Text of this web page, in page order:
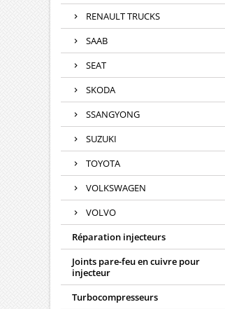
RENAULT TRUCKS
SAAB
SEAT
SKODA
SSANGYONG
SUZUKI
TOYOTA
VOLKSWAGEN
VOLVO
Réparation injecteurs
Joints pare-feu en cuivre pour
injecteur
Turbocompresseurs